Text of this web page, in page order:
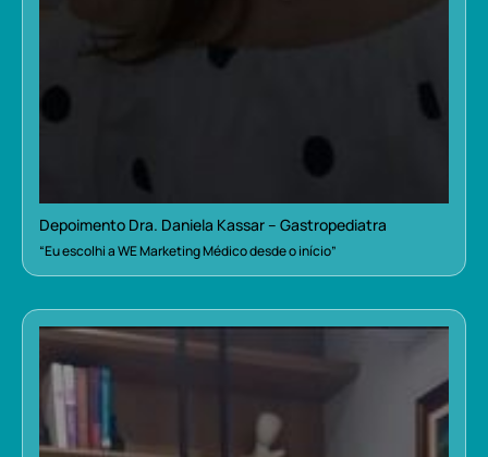
Depoimento Dra. Daniela Kassar – Gastropediatra
“Eu escolhi a WE Marketing Médico desde o início”